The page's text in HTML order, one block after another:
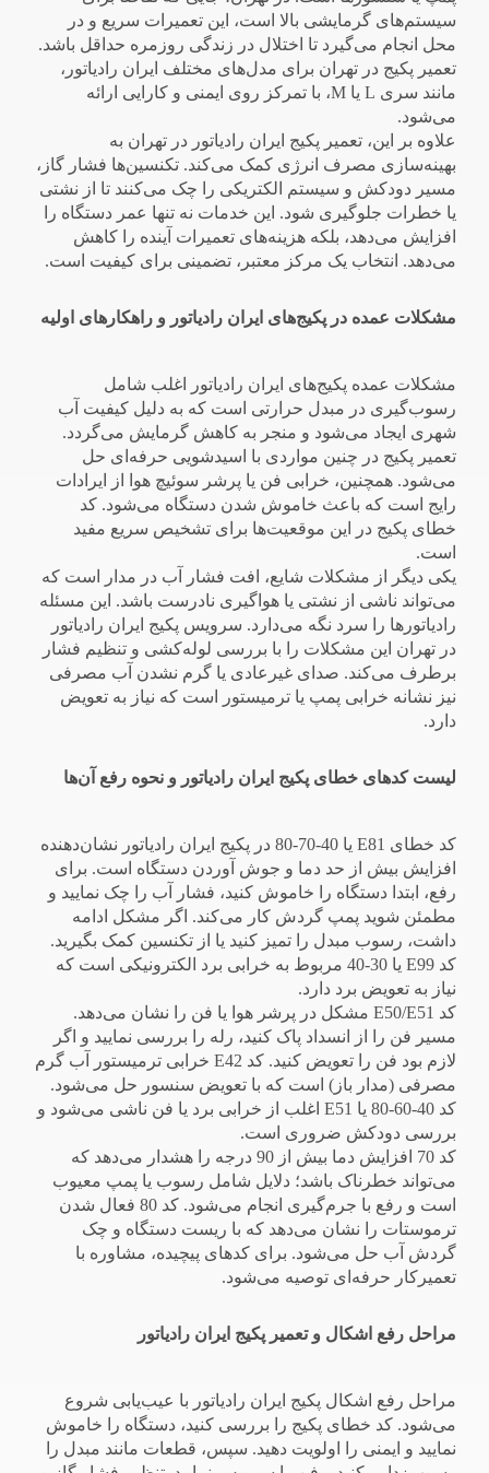
سیستم‌های گرمایشی بالا است، این تعمیرات سریع و در
محل انجام می‌گیرد تا اختلال در زندگی روزمره حداقل باشد.
تعمیر پکیج در تهران برای مدل‌های مختلف ایران رادیاتور،
مانند سری L یا M، با تمرکز روی ایمنی و کارایی ارائه
می‌شود.
علاوه بر این، تعمیر پکیج ایران رادیاتور در تهران به
بهینه‌سازی مصرف انرژی کمک می‌کند. تکنسین‌ها فشار گاز،
مسیر دودکش و سیستم الکتریکی را چک می‌کنند تا از نشتی
یا خطرات جلوگیری شود. این خدمات نه تنها عمر دستگاه را
افزایش می‌دهد، بلکه هزینه‌های تعمیرات آینده را کاهش
می‌دهد. انتخاب یک مرکز معتبر، تضمینی برای کیفیت است.
مشکلات عمده در پکیج‌های ایران رادیاتور و راهکارهای اولیه
مشکلات عمده پکیج‌های ایران رادیاتور اغلب شامل
رسوب‌گیری در مبدل حرارتی است که به دلیل کیفیت آب
شهری ایجاد می‌شود و منجر به کاهش گرمایش می‌گردد.
تعمیر پکیج در چنین مواردی با اسیدشویی حرفه‌ای حل
می‌شود. همچنین، خرابی فن یا پرشر سوئیچ هوا از ایرادات
رایج است که باعث خاموش شدن دستگاه می‌شود. کد
خطای پکیج در این موقعیت‌ها برای تشخیص سریع مفید
است.
یکی دیگر از مشکلات شایع، افت فشار آب در مدار است که
می‌تواند ناشی از نشتی یا هواگیری نادرست باشد. این مسئله
رادیاتورها را سرد نگه می‌دارد. سرویس پکیج ایران رادیاتور
در تهران این مشکلات را با بررسی لوله‌کشی و تنظیم فشار
برطرف می‌کند. صدای غیرعادی یا گرم نشدن آب مصرفی
نیز نشانه خرابی پمپ یا ترمیستور است که نیاز به تعویض
دارد.
لیست کدهای خطای پکیج ایران رادیاتور و نحوه رفع آن‌ها
کد خطای E81 یا 40-70-80 در پکیج ایران رادیاتور نشان‌دهنده
افزایش بیش از حد دما و جوش آوردن دستگاه است. برای
رفع، ابتدا دستگاه را خاموش کنید، فشار آب را چک نمایید و
مطمئن شوید پمپ گردش کار می‌کند. اگر مشکل ادامه
داشت، رسوب مبدل را تمیز کنید یا از تکنسین کمک بگیرید.
کد E99 یا 30-40 مربوط به خرابی برد الکترونیکی است که
نیاز به تعویض برد دارد.
کد E50/E51 مشکل در پرشر هوا یا فن را نشان می‌دهد.
مسیر فن را از انسداد پاک کنید، رله را بررسی نمایید و اگر
لازم بود فن را تعویض کنید. کد E42 خرابی ترمیستور آب گرم
مصرفی (مدار باز) است که با تعویض سنسور حل می‌شود.
کد 40-60-80 یا E51 اغلب از خرابی برد یا فن ناشی می‌شود و
بررسی دودکش ضروری است.
کد 70 افزایش دما بیش از 90 درجه را هشدار می‌دهد که
می‌تواند خطرناک باشد؛ دلایل شامل رسوب یا پمپ معیوب
است و رفع با جرم‌گیری انجام می‌شود. کد 80 فعال شدن
ترموستات را نشان می‌دهد که با ریست دستگاه و چک
گردش آب حل می‌شود. برای کدهای پیچیده، مشاوره با
تعمیرکار حرفه‌ای توصیه می‌شود.
مراحل رفع اشکال و تعمیر پکیج ایران رادیاتور
مراحل رفع اشکال پکیج ایران رادیاتور با عیب‌یابی شروع
می‌شود. کد خطای پکیج را بررسی کنید، دستگاه را خاموش
نمایید و ایمنی را اولویت دهید. سپس، قطعات مانند مبدل را